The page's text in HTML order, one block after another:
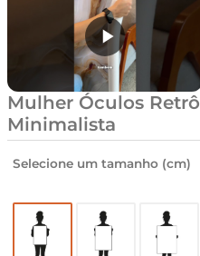
Mulher Óculos
Minimalista
Selecione um tamanho (cm)